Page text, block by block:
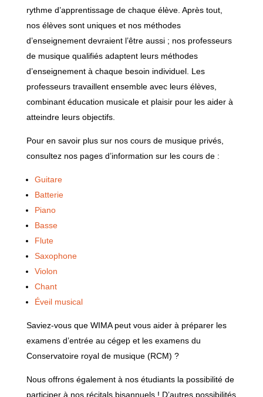
rythme d’apprentissage de chaque élève. Après tout,
nos élèves sont uniques et nos méthodes
d’enseignement devraient l’être aussi ; nos professeurs
de musique qualifiés adaptent leurs méthodes
d’enseignement à chaque besoin individuel. Les
professeurs travaillent ensemble avec leurs élèves,
combinant éducation musicale et plaisir pour les aider à
atteindre leurs objectifs.
Pour en savoir plus sur nos cours de musique privés,
consultez nos pages d’information sur les cours de :
Guitare
Batterie
Piano
Basse
Flute
Saxophone
Violon
Chant
Éveil musical
Saviez-vous que WIMA peut vous aider à préparer les
examens d’entrée au cégep et les examens du
Conservatoire royal de musique (RCM) ?
Nous offrons également à nos étudiants la possibilité de
participer à nos récitals bisannuels ! D’autres possibilités